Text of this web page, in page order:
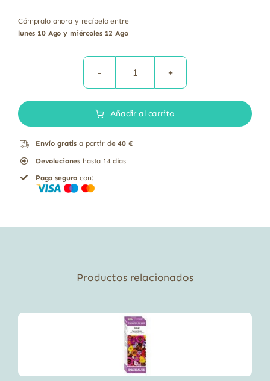
Cómpralo ahora y recíbelo entre
lunes 10 Ago y miércoles 12 Ago
Extracto
Pasiflora
Añadir al carrito
Envío gratis a partir de40 €
Devoluciones hasta 14 días
Pago seguro con:
Productos relacionados